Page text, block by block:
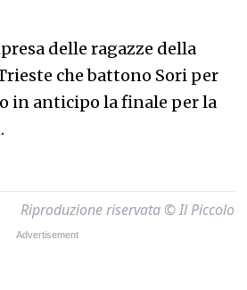
delle ragazze della
che battono Sori per
in anticipo la finale per la
Riproduzione riservata © Il Piccolo